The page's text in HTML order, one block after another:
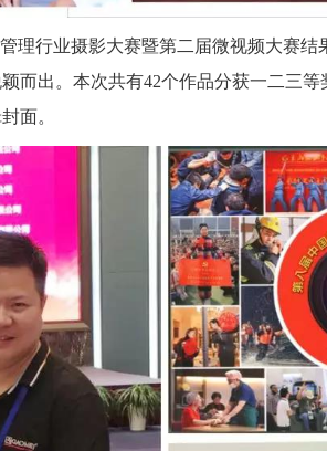
理行业摄影大赛暨第二届微视频大赛结
而出。本次共有42个作品分获一二三
面。